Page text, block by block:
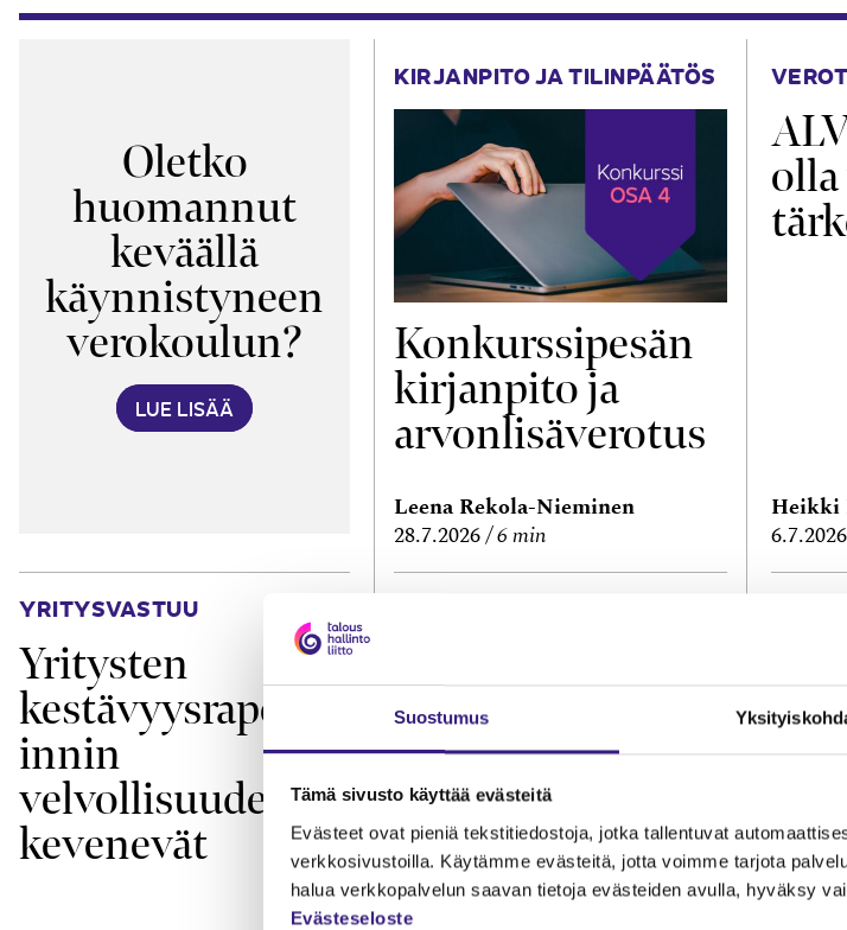
Suostumus
Tämä sivusto käyttää evästeitä
Evästeet ovat pieniä tekstitiedostoja, jotka tallentuvat
verkkosivustoilla. Käytämme evästeitä, jotta voimme tarjota
halua verkkopalvelun saavan tietoja evästeiden avulla, hyväksy
Evästeseloste
Oletko
huomannut
keväällä
käynnistyneen
verokoulun?
LUE LISÄÄ
KIRJANPITO JA TILINPÄÄTÖS
Konkurssipesän
kirjanpito ja
arvonlisäverotus
Leena Rekola-Nieminen
28.7.2026 6 min
Heikki
6.7.2026
YRITYSVASTUU
Yritysten
kestävyysraporto
innin
velvollisuudet
kevenevät
verkkolasku?
en